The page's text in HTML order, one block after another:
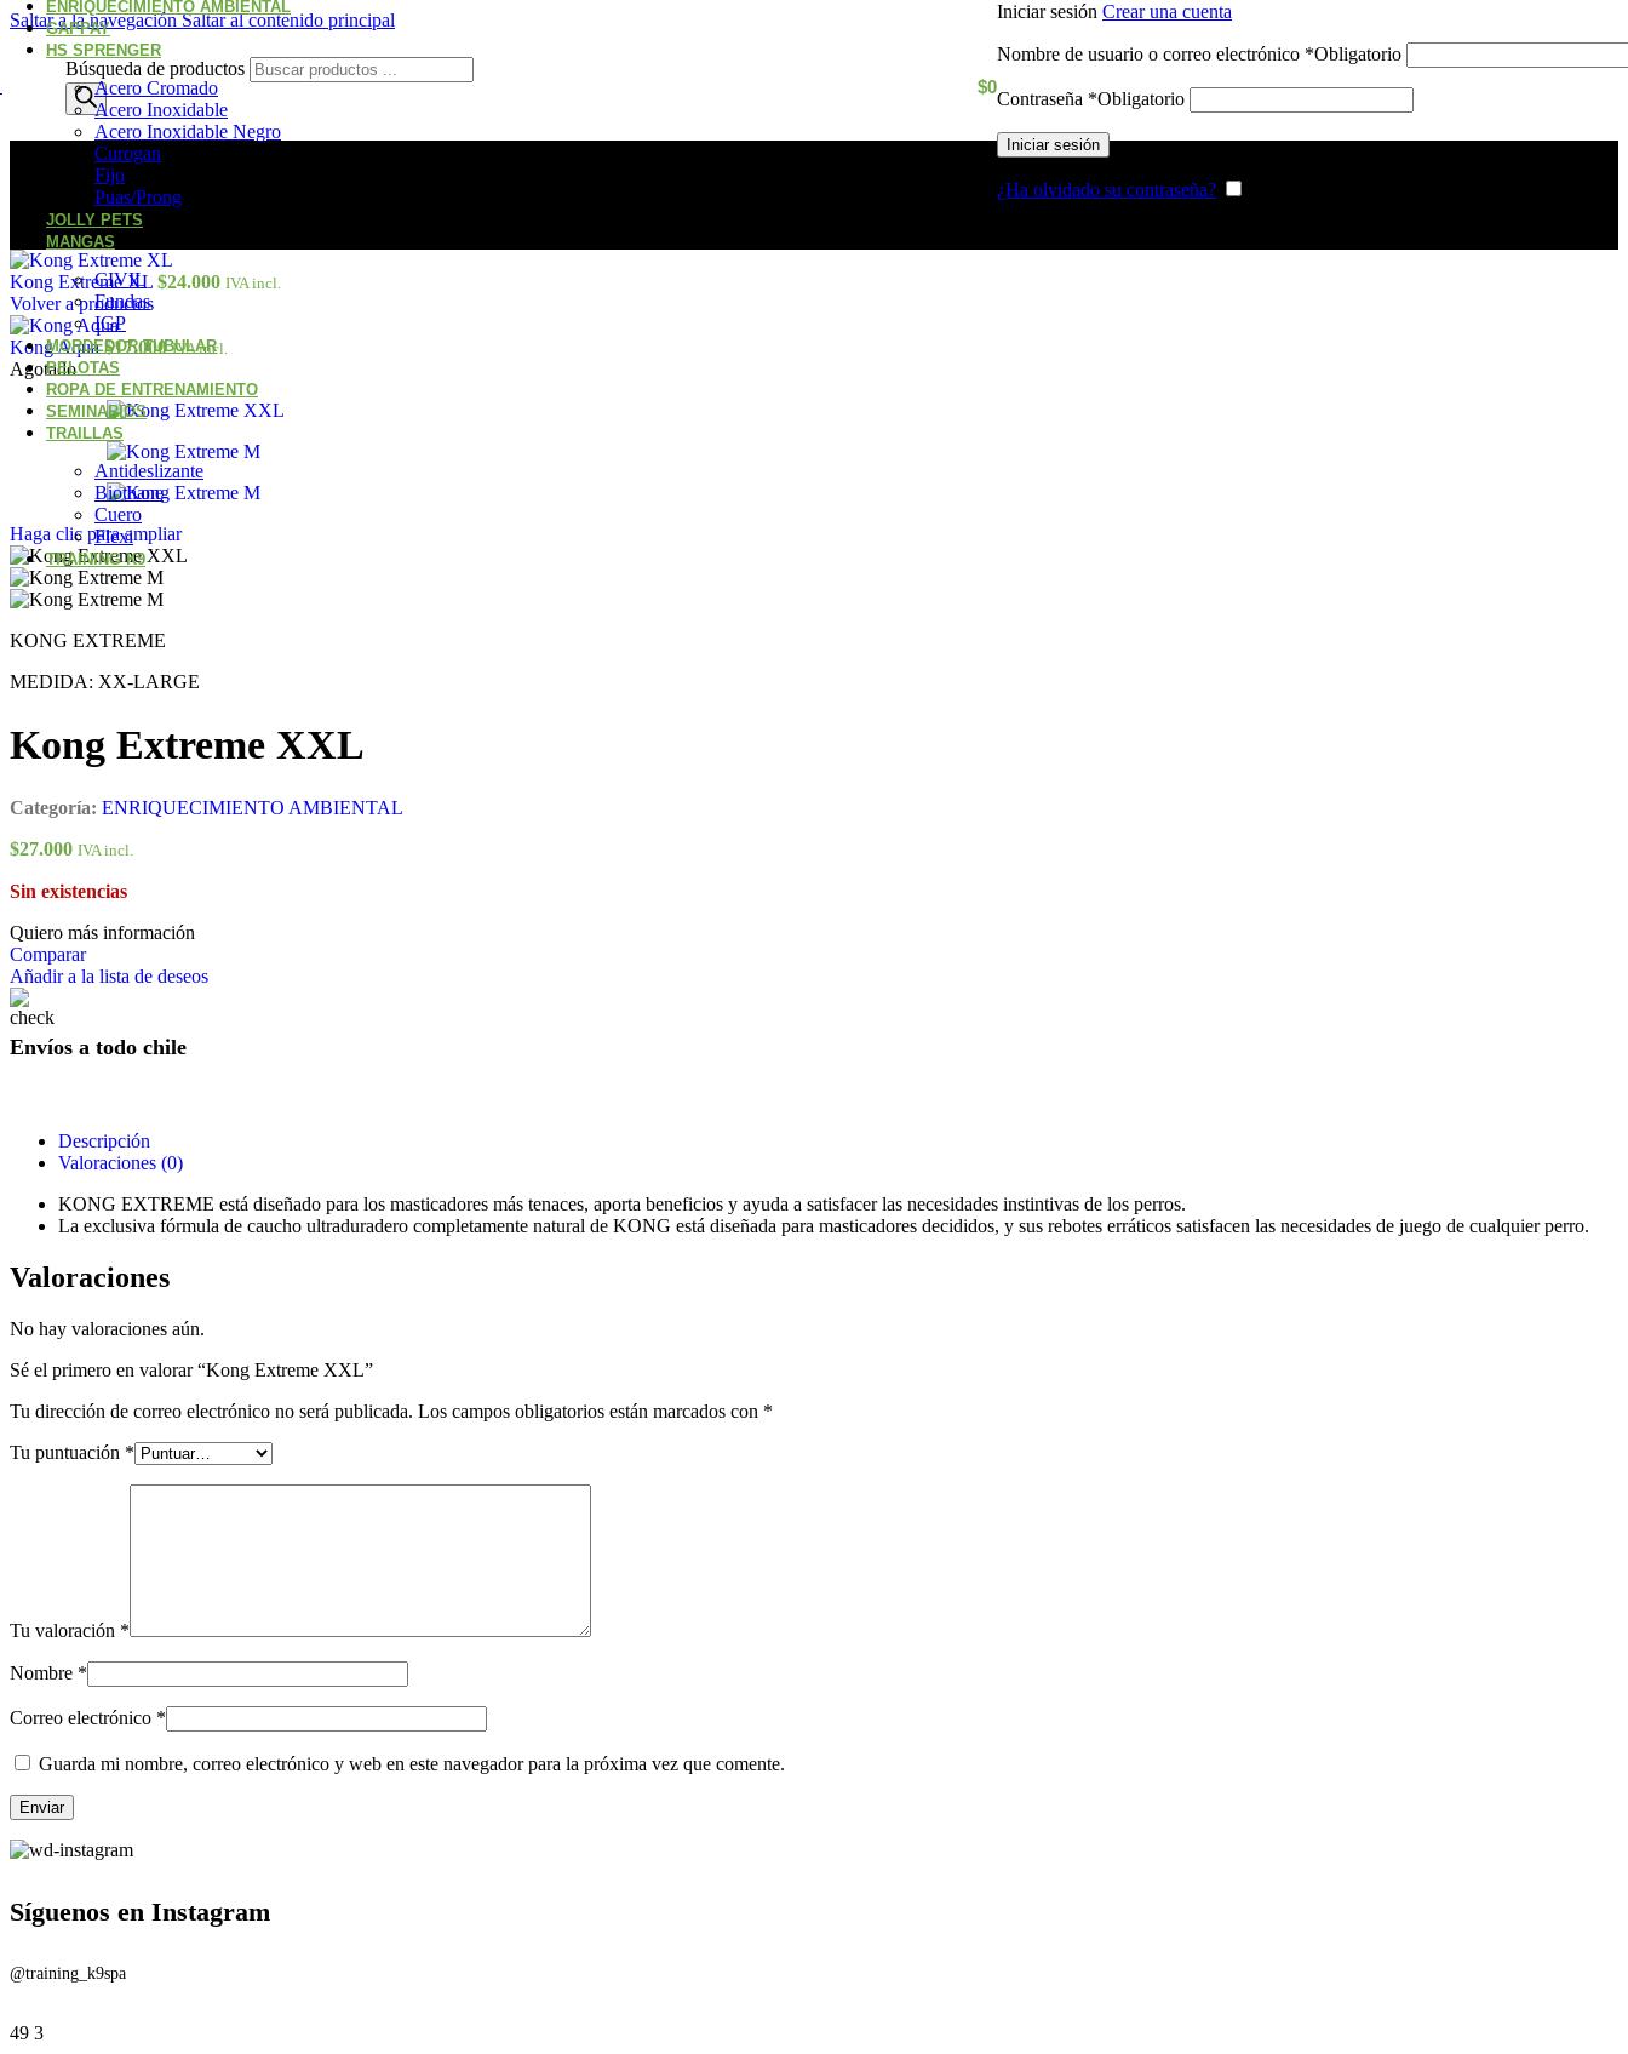
Saltar a la navegaciónSaltar al contenido principal
Búsqueda de productos
$0
Iniciar sesión Crear una cuenta
Nombre de usuario o correo electrónico *Obligatorio
Contraseña *Obligatorio
Iniciar sesión
¿Ha olvidado su contraseña?
ENRIQUECIMIENTO AMBIENTAL
GAPPAY
HS SPRENGER
Acero Cromado
Acero Inoxidable
Acero Inoxidable Negro
Curogan
Fijo
Puas/Prong
JOLLY PETS
MANGAS
CIVIL
Fundas
IGP
MORDEDOR TUBULAR
PELOTAS
ROPA DE ENTRENAMIENTO
SEMINARIOS
TRAILLAS
Antideslizante
Biothane
Cuero
Flexi
TRAINING K9
Kong Extreme XL $24.000 IVA incl.
Volver a productos
Kong Aqua$17.000 IVA incl.
Agotado
Haga clic para ampliar
KONG EXTREME
MEDIDA: XX-LARGE
Kong Extreme XXL
Categoría: ENRIQUECIMIENTO AMBIENTAL
$27.000 IVA incl.
Sin existencias
Quiero más información
Comparar
Añadir a la lista de deseos
Envíos a todo chile
Descripción
Valoraciones (0)
KONG EXTREME está diseñado para los masticadores más tenaces, aporta beneficios y ayuda a satisfacer las necesidades instintivas de los perros.
La exclusiva fórmula de caucho ultraduradero completamente natural de KONG está diseñada para masticadores decididos, y sus rebotes erráticos satisfacen las necesidades de juego de cualquier perro.
Valoraciones
No hay valoraciones aún.
Sé el primero en valorar “Kong Extreme XXL”
Tu dirección de correo electrónico no será publicada. Los campos obligatorios están marcados con *
Tu puntuación *
Tu valoración *
Nombre *
Correo electrónico *
Guarda mi nombre, correo electrónico y web en este navegador para la próxima vez que comente.
Síguenos en Instagram
@training_k9spa
49 3